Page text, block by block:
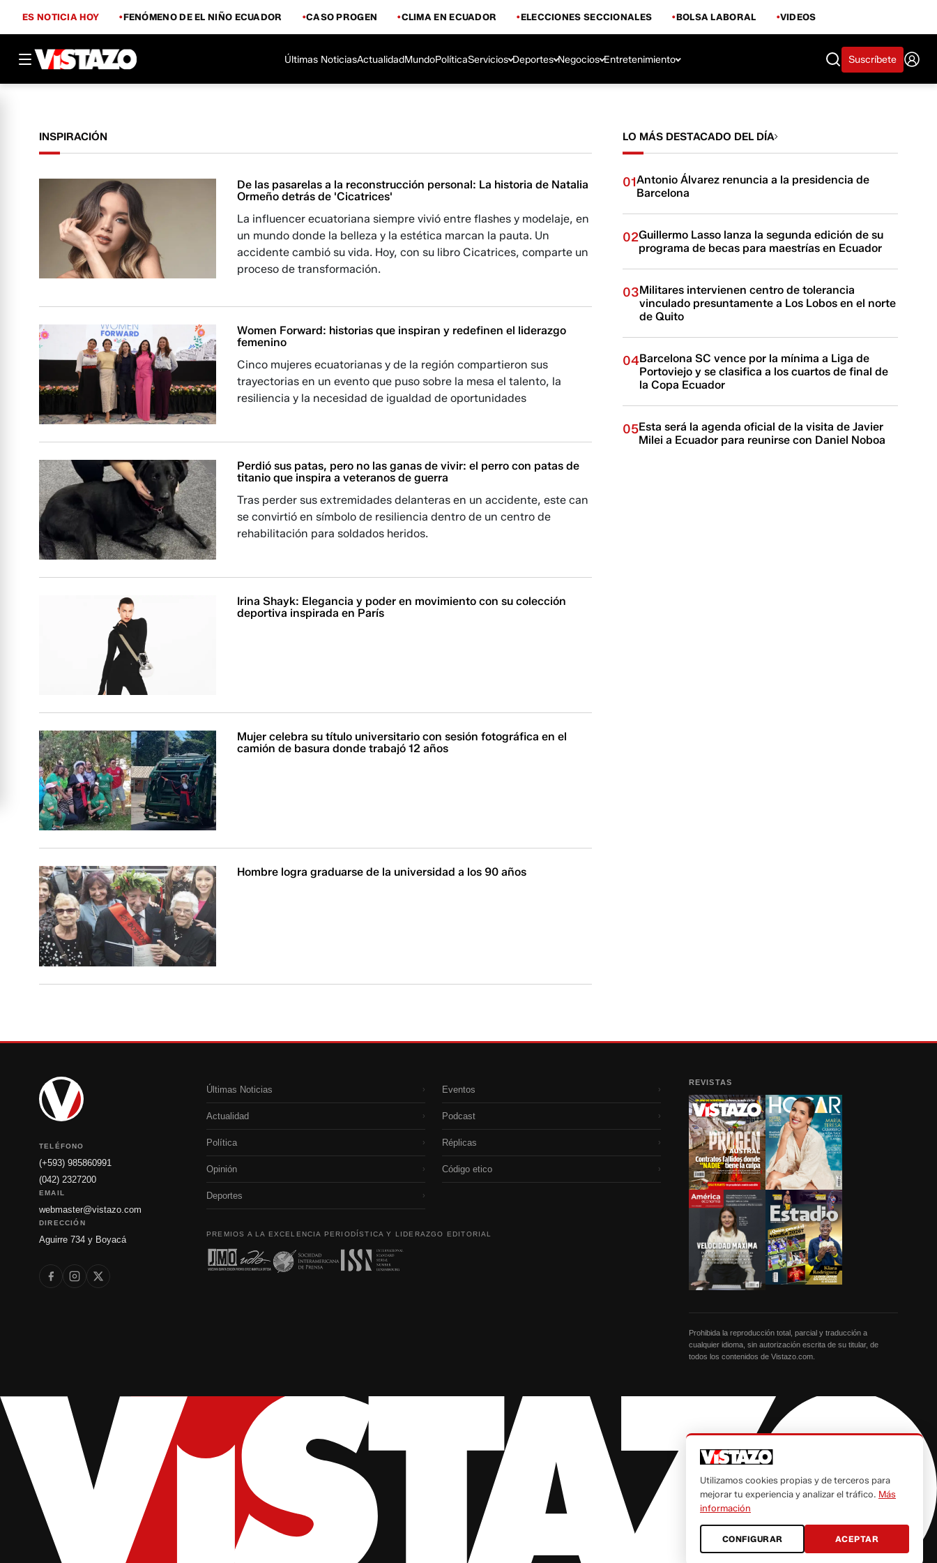
ES NOTICIA HOY FENÓMENO DE EL NIÑO ECUADOR CASO PROGEN CLIMA EN ECUADOR ELECCIONES SECCIONALES BOLSA LABORAL VIDEOS
Últimas NoticiasActualidadMundoPolíticaServicios Deportes Negocios Entretenimiento Suscríbete
INSPIRACIÓN
De las pasarelas a la reconstrucción personal: La historia de Natalia
Ormeño detrás de 'Cicatrices'
La influencer ecuatoriana siempre vivió entre flashes y modelaje, en
un mundo donde la belleza y la estética marcan la pauta. Un
accidente cambió su vida. Hoy, con su libro Cicatrices, comparte un
proceso de transformación.
Women Forward: historias que inspiran y redefinen el liderazgo
femenino
Cinco mujeres ecuatorianas y de la región compartieron sus
trayectorias en un evento que puso sobre la mesa el talento, la
resiliencia y la necesidad de igualdad de oportunidades
Perdió sus patas, pero no las ganas de vivir: el perro con patas de
titanio que inspira a veteranos de guerra
Tras perder sus extremidades delanteras en un accidente, este can
se convirtió en símbolo de resiliencia dentro de un centro de
rehabilitación para soldados heridos.
Irina Shayk: Elegancia y poder en movimiento con su colección
deportiva inspirada en París
Mujer celebra su título universitario con sesión fotográfica en el
camión de basura donde trabajó 12 años
Hombre logra graduarse de la universidad a los 90 años
LO MÁS DESTACADO DEL DÍA
01Antonio Álvarez renuncia a la presidencia de
Barcelona
02Guillermo Lasso lanza la segunda edición de su
programa de becas para maestrías en Ecuador
03Militares intervienen centro de tolerancia
vinculado presuntamente a Los Lobos en el norte
de Quito
04Barcelona SC vence por la mínima a Liga de
Portoviejo y se clasifica a los cuartos de final de
la Copa Ecuador
05Esta será la agenda oficial de la visita de Javier
Milei a Ecuador para reunirse con Daniel Noboa
TELÉFONO
(+593) 985860991
(042) 2327200
EMAIL
webmaster@vistazo.com
DIRECCIÓN
Aguirre 734 y Boyacá
Últimas Noticias ›
Actualidad ›
Política ›
Opinión ›
Deportes ›
Eventos ›
Podcast ›
Réplicas ›
Código etico ›
PREMIOS A LA EXCELENCIA PERIODÍSTICA Y LIDERAZGO EDITORIAL
REVISTAS
Prohibida la reproducción total, parcial y traducción a
cualquier idioma, sin autorización escrita de su titular, de
todos los contenidos de Vistazo.com.
Utilizamos cookies propias y de terceros para
mejorar tu experiencia y analizar el tráfico. Más
información
CONFIGURAR ACEPTAR